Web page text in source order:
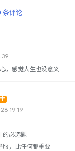
条评论
，感觉人生也没意义
19:19
的必选题
服，比任何都重要